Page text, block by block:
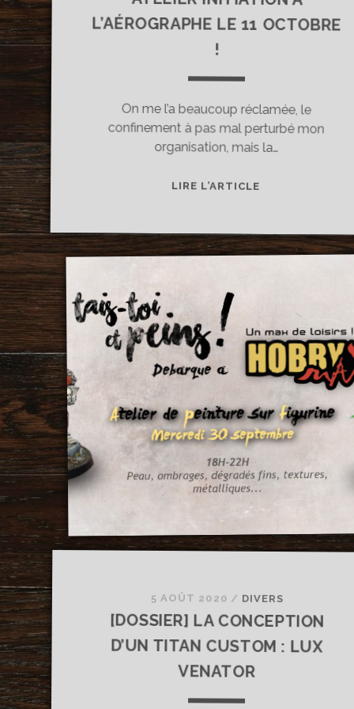
!
On me l’a beaucoup réclamée, le
confinement à pas mal perturbé mon
organisation, mais la…
LIRE L’ARTICLEATELIER
L’AÉROGRAPHE
5 AOÛT 2020 / DIVERS
[DOSSIER] LA CONCEPTION
D’UN TITAN CUSTOM : LUX
VENATOR